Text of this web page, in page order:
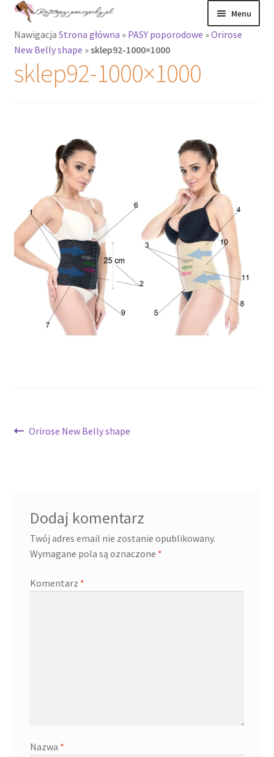
Przejdź
nawigacji
Przejdź
treści
Menu
Rajstopy
Rozwiń
menu
potomne
Rajstopy Orirose
Podkolanówki i
Wszystkie
produkty
Recenzje
Rozwiń
menu
potomne
Nawigacja Strona główna » PASY poporodowe »Orirose
New Belly shape »sklep92-1000×1000
sklep92-1000×1000
Nawigacja
Poprzedni
Orirose New Belly shape
Dodaj komentarz
Twój adres email nie zostanie opublikowany.
Wymagane pola są oznaczone *
Komentarz *
Nazwa *